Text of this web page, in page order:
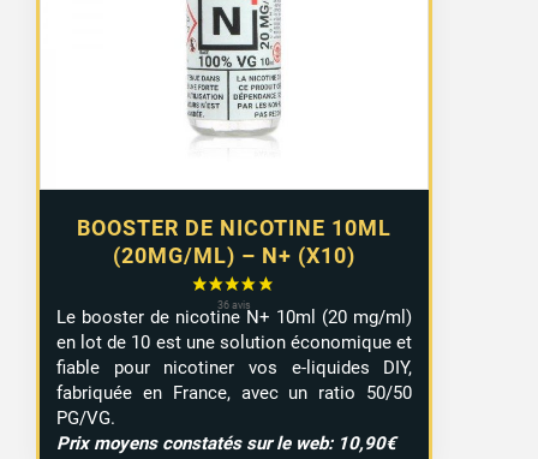
BOOSTER DE NICOTINE 10ML
(20MG/ML) – N+ (X10)
8,99 €
à
9,29 €
Le booster de nicotine N+ 10ml (20 mg/ml)
en lot de 10 est une solution économique et
fiable pour nicotiner vos e-liquides DIY,
fabriquée en France, avec un ratio 50/50
PG/VG.
Prix moyens constatés sur le web: 10,90€